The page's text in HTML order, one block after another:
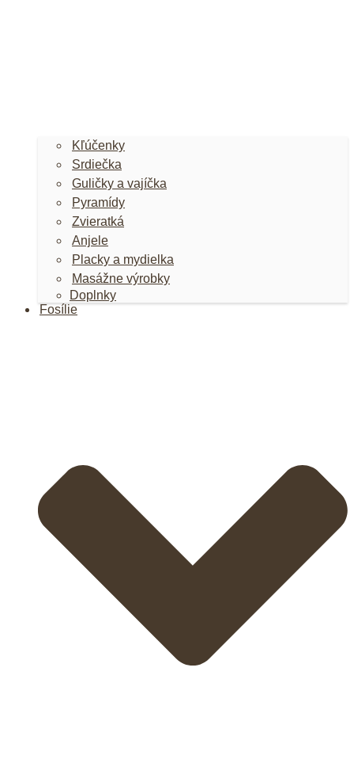
Kľúčenky
Srdiečka
Guličky a vajíčka
Pyramídy
Zvieratká
Anjele
Placky a mydielka
Masážne výrobky
Doplnky
Fosílie